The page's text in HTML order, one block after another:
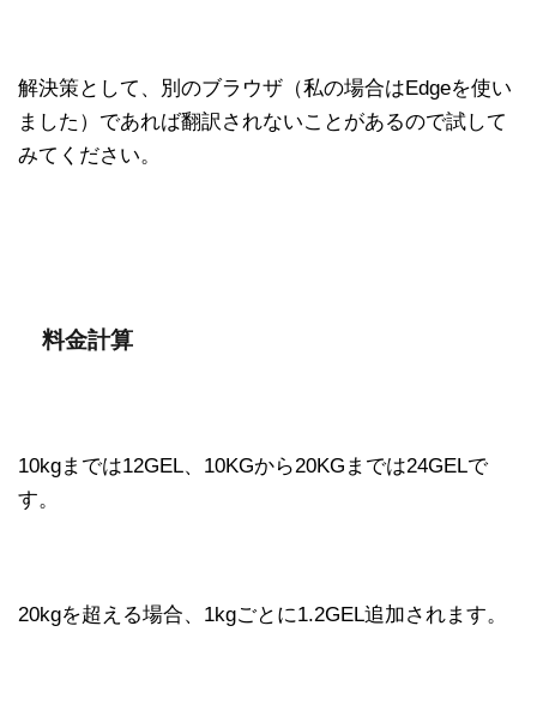
解決策として、別のブラウザ（私の場合はEdgeを使い
ました）であれば翻訳されないことがあるので試して
みてください。
料金計算
10kgまでは12GEL、10KGから20KGまでは24GELで
す。
20kgを超える場合、1kgごとに1.2GEL追加されます。